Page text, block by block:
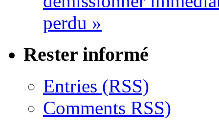
perdu »
Rester informé
Entries (RSS)
Comments RSS)